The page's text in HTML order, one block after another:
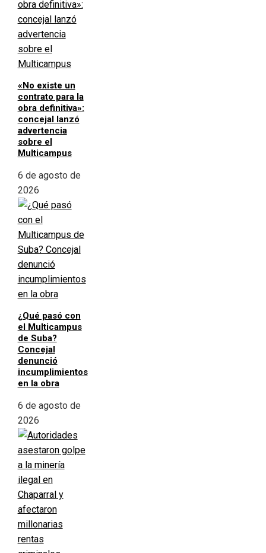
«No existe un
contrato para la
obra definitiva»:
concejal lanzó
advertencia
sobre el
Multicampus
6 de agosto de
2026
¿Qué pasó con
el Multicampus
de Suba?
Concejal
denunció
incumplimientos
en la obra
6 de agosto de
2026